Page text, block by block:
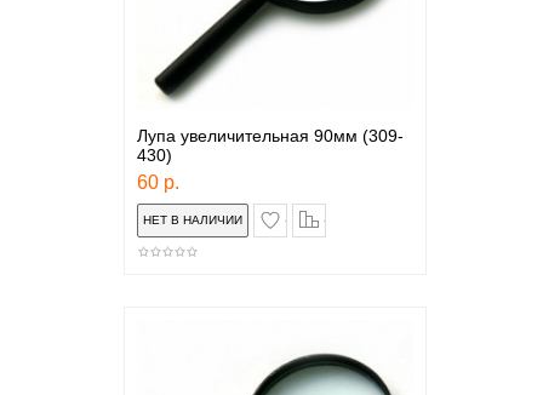
Лупа увеличительная 90мм (309-
430)
60 р.
в закладки